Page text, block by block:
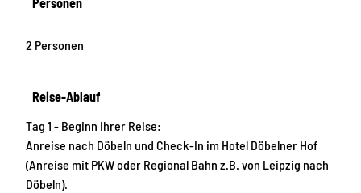
i
z
g
R
e
g
2 Personen
Reise-Ablauf
Tag 1 - Beginn Ihrer Reise:
Anreise nach Döbeln und Check-In im Hotel Döbelner Hof
(Anreise mit PKW oder Regional Bahn z.B. von Leipzig nach
Döbeln).